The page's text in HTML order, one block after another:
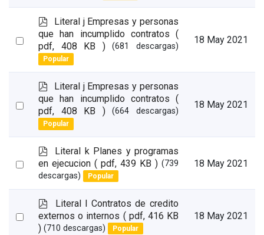
Select
item
p
d
f
Literal j Empresas y personas
que han incumplido contratos (
pdf, 408 KB )
(681 descargas)
Popular
18 May 2021
Select
item
p
d
f
Literal j Empresas y personas
que han incumplido contratos (
pdf, 408 KB )
(664 descargas)
Popular
18 May 2021
Select
p
d
f
Literal k Planes y programas
en ejecucion ( pdf, 439 KB ) (739
descargas)
Popular
18 May 2021
Select
p
d
f
Literal l Contratos de credito
externos o internos ( pdf, 416 KB
) (710 descargas) Popular
18 May 2021